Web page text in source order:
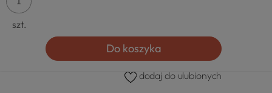
szt.
Do koszyka
dodaj do ulubionych